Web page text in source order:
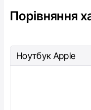
Порівняння
Ноутбук Apple